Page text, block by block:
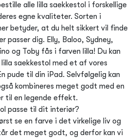
alle lilla saekkestol i forskellige
egne kvaliteter. Sorten i
betyder, at du helt sikkert vil finde
passer dig. Elly, Baloo, Sydney,
og Toby fås i farven lilla! Du kan
saekkestol med et af vores
pude til din iPad. Selvfølgelig kan
kombineres meget godt med en
til en legende effekt.
passe til dit interiør?
se en farve i det virkelige liv og
det meget godt, og derfor kan vi